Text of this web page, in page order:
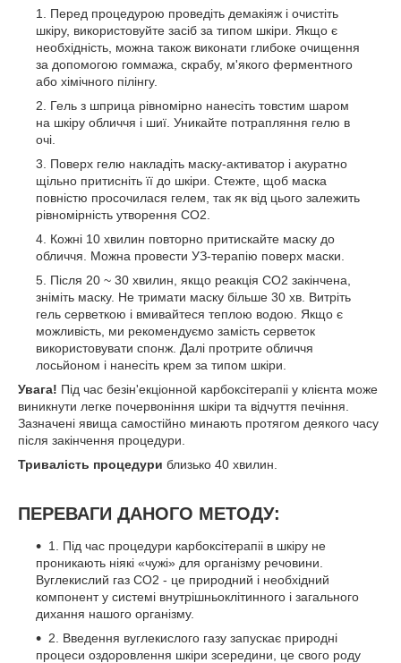
Перед процедурою проведіть демакіяж і очистіть
шкіру, використовуйте засіб за типом шкіри. Якщо є
необхідність, можна також виконати глибоке очищення
за допомогою гоммажа, скрабу, м'якого ферментного
або хімічного пілінгу.
Гель з шприца рівномірно нанесіть товстим шаром
на шкіру обличчя і шиї. Уникайте потрапляння гелю в
очі.
Поверх гелю накладіть маску-активатор і акуратно
щільно притисніть її до шкіри. Стежте, щоб маска
повністю просочилася гелем, так як від цього залежить
рівномірність утворення СО2.
Кожні 10 хвилин повторно притискайте маску до
обличчя. Можна провести УЗ-терапію поверх маски.
Після 20 ~ 30 хвилин, якщо реакція СО2 закінчена,
зніміть маску. Не тримати маску більше 30 хв. Витріть
гель серветкою і вмивайтеся теплою водою. Якщо є
можливість, ми рекомендуємо замість серветок
використовувати спонж. Далі протрите обличчя
лосьйоном і нанесіть крем за типом шкіри.
Увага! Під час безін'екціонной карбоксітерапіі у клієнта може
виникнути легке почервоніння шкіри та відчуття печіння.
Зазначені явища самостійно минають протягом деякого часу
після закінчення процедури.
Тривалість процедури близько 40 хвилин.
ПЕРЕВАГИ ДАНОГО МЕТОДУ:
1. Під час процедури карбоксітерапіі в шкіру не
проникають ніякі «чужі» для організму речовини.
Вуглекислий газ СО2 - це природний і необхідний
компонент у системі внутрішньоклітинного і загального
дихання нашого організму.
2. Введення вуглекислого газу запускає природні
процеси оздоровлення шкіри зсередини, це свого роду